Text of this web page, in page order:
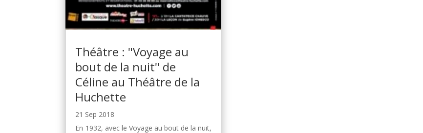
Théâtre : "Voyage au
bout de la nuit" de
Céline au Théâtre de la
Huchette
21 Sep 2018
En 1932, avec le Voyage au bout de la nuit,